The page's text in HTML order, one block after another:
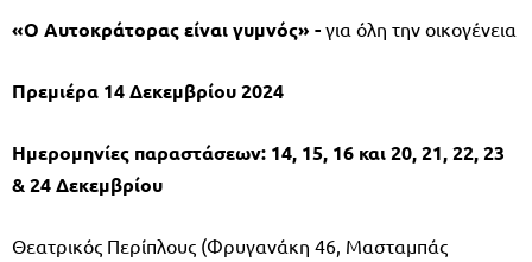
«Ο Αυτοκράτορας είναι γυμνός» - για όλη την οικογένεια
Πρεμιέρα 14 Δεκεμβρίου 2024
Ημερομηνίες παραστάσεων: 14, 15, 16 και 20, 21, 22, 23
& 24 Δεκεμβρίου
Θεατρικός Περίπλους (Φρυγανάκη 46, Μασταμπάς